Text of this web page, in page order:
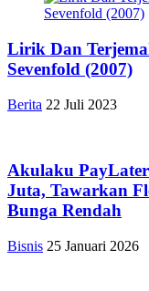
Lirik Dan
Sevenfold (2007)
Berita 22 Juli 2023
Akulaku
Juta, Tawarkan
Bunga Rendah
Bisnis 25 Januari 2026